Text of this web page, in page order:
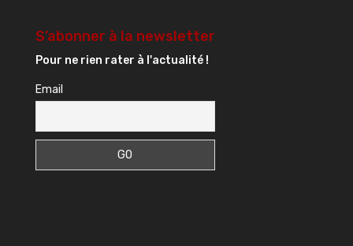
S’abonner à la newsletter
Pour ne rien rater à l'actualité !
Email